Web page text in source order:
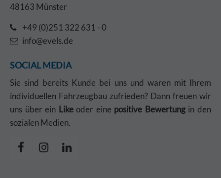
48163 Münster
+49 (0)251 322 631 - 0
info@evels.de
SOCIAL MEDIA
Sie sind bereits Kunde bei uns und waren mit Ihrem
individuellen Fahrzeugbau zufrieden? Dann freuen wir
uns über ein Likeoder eine positive Bewertungin den
sozialen Medien.